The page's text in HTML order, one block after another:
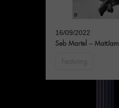
16/09/2022
Seb Martel – MattJam
Featuring